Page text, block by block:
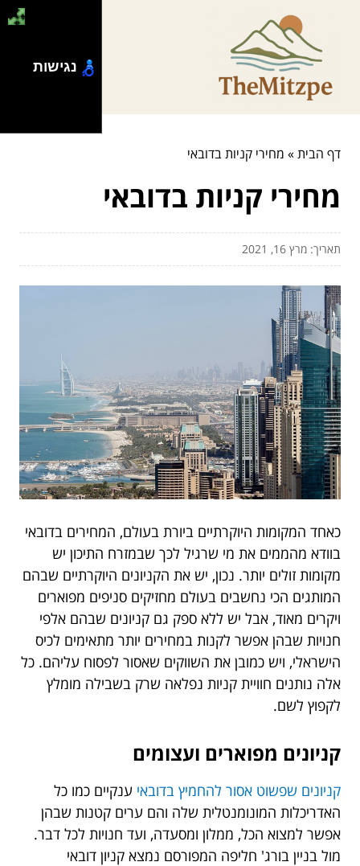
דף הבית» מחירי קניות בדובאי
מחירי קניות בדובאי
תאריך: מרץ 16, 2021
כאחד המקומות היוקרתיים ביורת בעולם, המחירים בדובאי
בוודא מהממים את מי שרגיל לכך שבמזרח התיכון יש
מקומות זולים יותר. נכון, יש את הקניונים היוקרתיים שבהם
המותגים הכי נחשבים בעולם מחזיקים סניפים מפוארים
ויקרים מאוד, אבל יש ללא ספק גם קניונים שבהם אלפי
חנויות שבהן אפשר לקנות במחירים יותר מתאימים לכיס
הישראלי, ויש כמובן את השווקים שאסור לפסוח עליהם. כל
אלה נותנים חוויית קניות נפלאה שרק בשבילה מומלץ
לקפוץ לשם.
קניונים מפוארים ועצומים
קניונים שפשוט אסור להחמיץ בדובאי ענקיים כמו כל
האדריכלות המונומנטלית שלה והם ערים קטנות שבהן
אפשר למצוא הכל, ממלון ומסעדה, ועד חנויות לכל דבר.
מול בניין בורג' חליפה המפורסם נמצא קניון דובאי
נגישות